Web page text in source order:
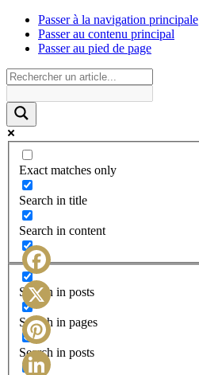
Passer à la navigation principale
Passer au contenu principal
Passer au pied de page
Exact matches only
Search in title
Search in content
Search in posts
Search in pages
Search in posts
Facebook
X
Pinterest